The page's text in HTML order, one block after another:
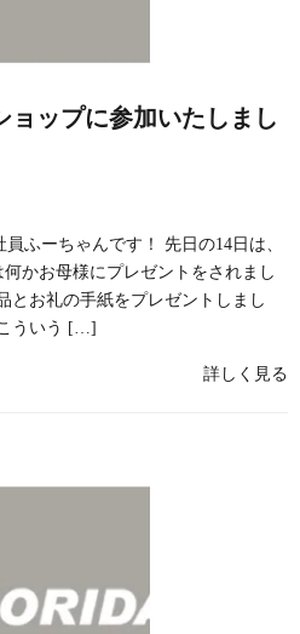
ョップに参加いたしまし
ふーちゃんです！ 先日の14日は、
かお母様にプレゼントをされまし
とお礼の手紙をプレゼントしまし
ういう […]
詳しく見る